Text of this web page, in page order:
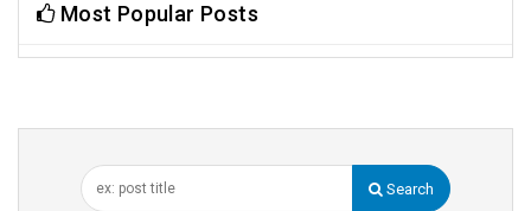
Most Popular Posts
Search